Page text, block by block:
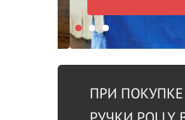
ПРИ